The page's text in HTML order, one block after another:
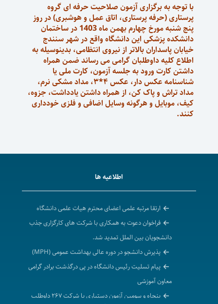
با توجه به برگزاری آزمون صلاحیت حرفه ای گروه
پرستاری (حرفه پرستاری، اتاق عمل و هوشبری) در روز
پنج شنبه مورخ چهارم بهمن ماه 1403 در ساختمان
دانشکده پزشکی این دانشگاه واقع در شهر سنندج
خیابان پاسداران بالاتر از نیروی انتظامی، بدینوسیله به
اطلاع کلیه داوطلبان گرامی می رساند ضمن همراه
داشتن کارت ورود به جلسه آزمون، کارت ملی یا
شناسنامه عکس دار، عکس ۴*۳، مداد مشکی نرم،
مداد تراش و پاک کن، از همراه داشتن یادداشت، جزوه،
کیف، موبایل و هرگونه وسایل اضافی و فلزی خودداری
کنند.
اطلاعیه ها
ارتقا مرتبه علمی اعضای محترم هیات علمی دانشگاه
فراخوان دعوت به همکاری با شرکت های کارگزاری جذب
دانشجویان بین الملل تمدید شد.
پذیرش دانشجو در دوره عالی بهداشت عمومی (MPH)
پیام تسلیت رئیس دانشگاه در پی درگذشت برادر گرامی
معاون آموزشی
پنجاه و سومین آزمون دستیاری با شرکت ۲۶۷ داوطلب